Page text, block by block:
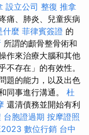
設立公司 整復 推拿
痛、肺炎、兒童疾病
什麼 菲律賓簽證 的
所謂的顱骨整骨術和
作來治療大腦和其他
存在」的有效性。
題的能力，以及出色
同事進行溝通。 杜
還清債務並開始有利
台胞證過期 按摩證照
2023 數位行銷 台中